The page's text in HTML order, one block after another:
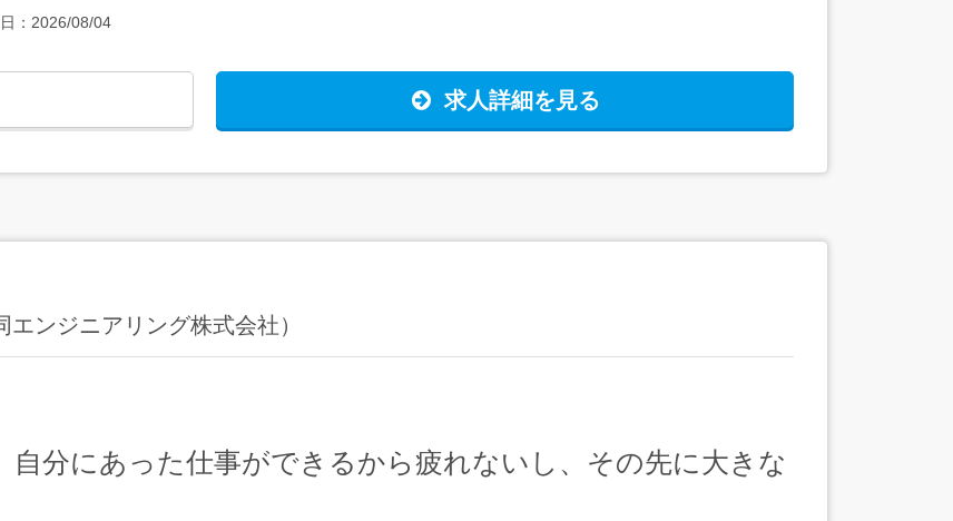
験でこの仕事を始めた仲間たちが活躍
： 2026/08/04
求人詳細を見る
ンジニアリング株式会社）
分にあった仕事ができるから疲れないし、その先に大きな